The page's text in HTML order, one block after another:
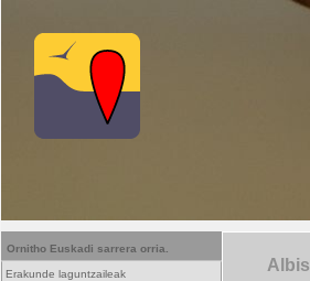
Ornitho Euskadi sarrera orria.
Erakunde laguntzaileak